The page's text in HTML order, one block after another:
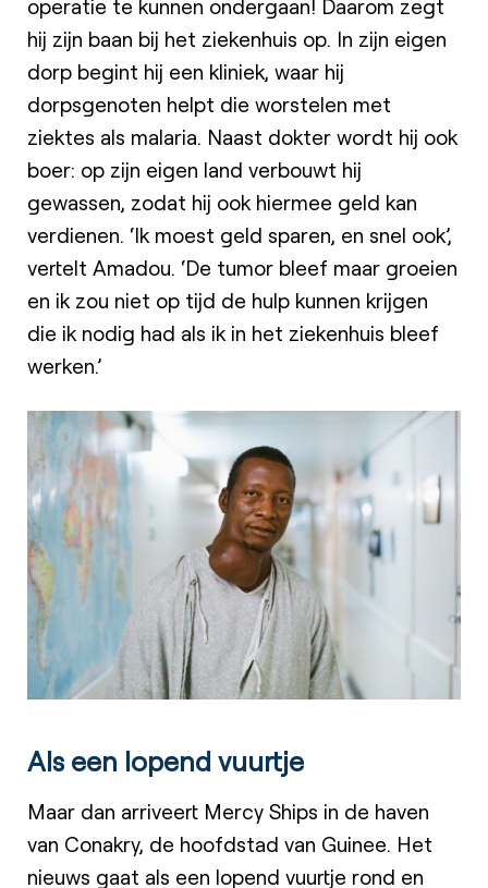
operatie te kunnen ondergaan! Daarom zegt
hij zijn baan bij het ziekenhuis op. In zijn eigen
dorp begint hij een kliniek, waar hij
dorpsgenoten helpt die worstelen met
ziektes als malaria. Naast dokter wordt hij ook
boer: op zijn eigen land verbouwt hij
gewassen, zodat hij ook hiermee geld kan
verdienen. ‘Ik moest geld sparen, en snel ook’,
vertelt Amadou. ‘De tumor bleef maar groeien
en ik zou niet op tijd de hulp kunnen krijgen
die ik nodig had als ik in het ziekenhuis bleef
werken.’
Als een lopend vuurtje
Maar dan arriveert Mercy Ships in de haven
van Conakry, de hoofdstad van Guinee. Het
nieuws gaat als een lopend vuurtje rond en